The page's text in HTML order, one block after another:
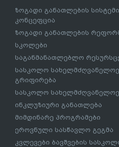
ზოგადი განათლების
კონცეფცია
ზოგადი განათლების
სკოლები
საგანმანათლებლო
სასკოლო
გრიფირება
სასკოლო
ინკლუზიური განათლება
მიმდინარე პროგრამები
ეროვნული სასწავლო გეგმა
კვლევები ბავშვების